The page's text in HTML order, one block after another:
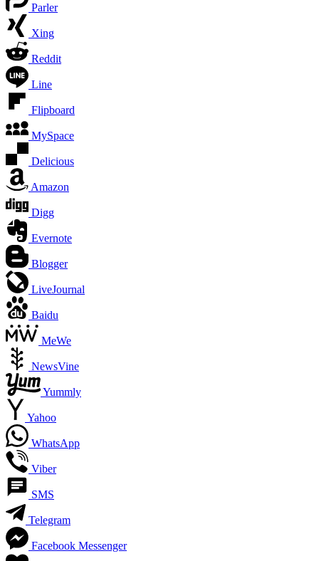
Parler
Xing
Reddit
Line
Flipboard
MySpace
Delicious
Amazon
Digg
Evernote
Blogger
LiveJournal
Baidu
MeWe
NewsVine
Yummly
Yahoo
WhatsApp
Viber
SMS
Telegram
Facebook Messenger